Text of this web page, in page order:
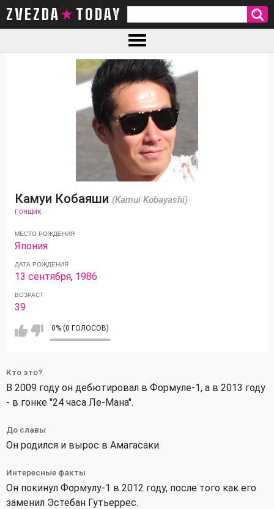
ZVEZDA TODAY
Камуи Кобаяши (Kamui Kobayashi)
ГОНЩИК
МЕСТО РОЖДЕНИЯ
Япония
ДАТА РОЖДЕНИЯ
13 сентября, 1986
ВОЗРАСТ
39
0% (0 ГОЛОСОВ)
Кто это?
В 2009 году он дебютировал в Формуле-1, а в 2013 году
- в гонке "24 часа Ле-Мана".
До славы
Он родился и вырос в Амагасаки.
Интересные факты
Он покинул Формулу-1 в 2012 году, после того как его
заменил Эстебан Гутьеррес.